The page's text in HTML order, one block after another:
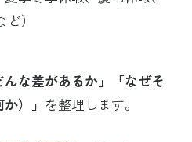
）
んな差があるか」「なぜそ
）」 を整理します。